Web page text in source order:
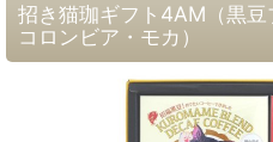
招き猫珈ギフト4AM（黒豆
コロンビア・モカ）